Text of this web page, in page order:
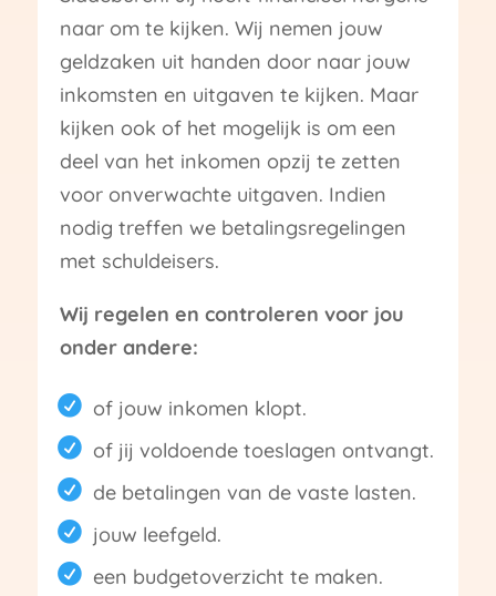
naar om te kijken. Wij nemen jouw
geldzaken uit handen door naar jouw
inkomsten en uitgaven te kijken. Maar
kijken ook of het mogelijk is om een
deel van het inkomen opzij te zetten
voor onverwachte uitgaven. Indien
nodig treffen we betalingsregelingen
met schuldeisers.
Wij regelen en controleren voor jou
onder andere:
of jouw inkomen klopt.
of jij voldoende toeslagen ontvangt.
de betalingen van de vaste lasten.
jouw leefgeld.
een budgetoverzicht te maken.